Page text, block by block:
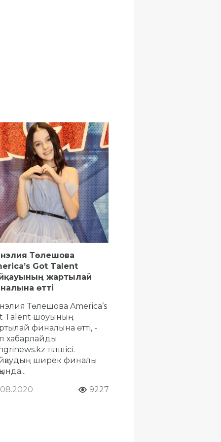
Төлешова
Got Talent
жартылай
өтті
Төлешова America’s
Talent шоуының
финалына өтті, -
хабарлайды
тілшісі.
ширек финалы
9227